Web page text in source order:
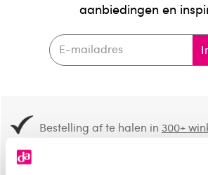
aanbiedingen en
Bestelling af te halen in300+